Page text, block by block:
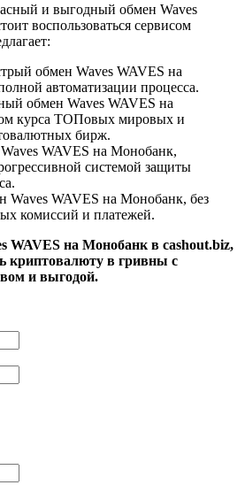
и выгодный обмен Waves
воспользоваться сервисом
обмен Waves WAVES на
автоматизации процесса.
обмен Waves WAVES на
курса ТОПовых мировых и
бирж.
WAVES на Монобанк,
системой защиты
Waves WAVES на Монобанк, без
комиссий и платежей.
WAVES на Монобанк в cashout.biz,
криптовалюту в гривны с
и выгодой.